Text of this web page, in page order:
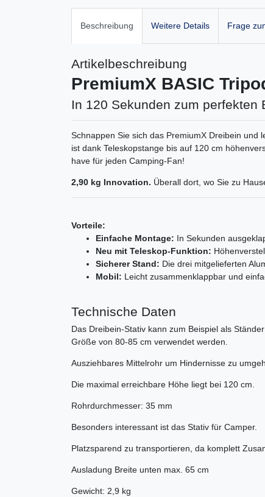
Beschreibung Weitere Details Frage
Artikelbeschreibung
PremiumX BASIC
In 120 Sekunden zum perfekten
Schnappen Sie sich das PremiumX Dreibein und
ist dank Teleskopstange bis auf 120 cm
have für jeden Camping-Fan!
2,90 kg Innovation. Überall dort, wo Sie zu
Vorteile:
Einfache Montage: In Sekunden
Neu mit Teleskop-Funktion:
Sicherer Stand: Die drei mitgelieferten
Mobil: Leicht zusammenklappbar und
Technische Daten
Das Dreibein-Stativ kann zum Beispiel als
Größe von 80-85 cm verwendet werden.
Ausziehbares Mittelrohr um Hindernisse zu
Die maximal erreichbare Höhe liegt bei 120 cm.
Rohrdurchmesser: 35 mm
Besonders interessant ist das Stativ für Camper.
Platzsparend zu transportieren, da komplett
Ausladung Breite unten max. 65 cm
Gewicht: 2,9 kg